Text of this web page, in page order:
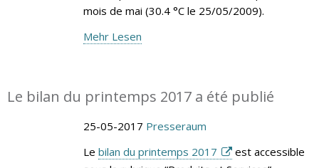
mois de mai (30.4 °C le 25/05/2009).
Mehr Lesen
Le bilan du printemps 2017 a été publié
25-05-2017 Presseraum
Le bilan du printemps 2017
est accessible